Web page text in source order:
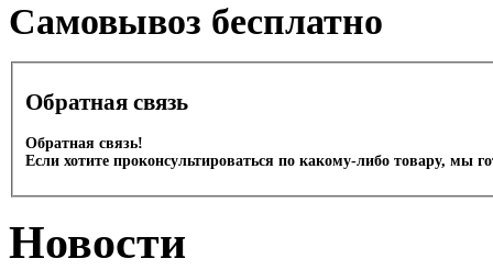
Cамовывоз бесплатно
Обратная связь
Обратная связь!
Если хотите проконсультироваться по какому-либо товару, мы
Новости